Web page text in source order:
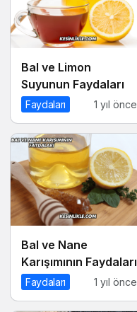
Bal ve Limon
Suyunun Faydaları
Faydaları 1 yıl önce
Bal ve Nane
Karışımının Faydaları
Faydaları 1 yıl önce